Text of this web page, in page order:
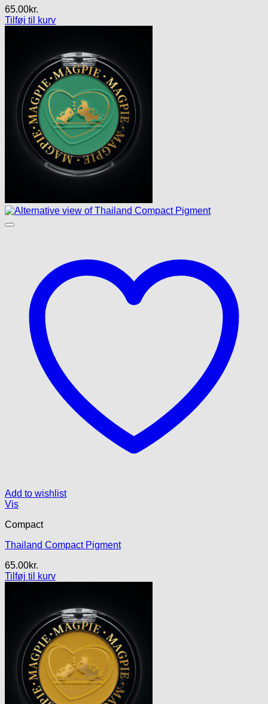
65.00kr.
Tilføj til kurv
Add to wishlist
Vis
Compact
Thailand Compact Pigment
65.00kr.
Tilføj til kurv